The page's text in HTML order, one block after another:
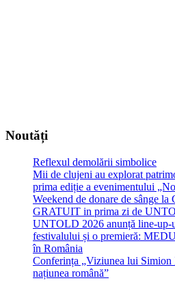
Noutăți
Reflexul demolării simbolice
Mii de clujeni au explorat
prima ediție a evenimentului
Weekend de donare de sânge
GRATUIT in prima zi de
UNTOLD 2026 anunță line-up-
festivalului și o premieră:
în România
Conferința „Viziunea lui
națiunea română”